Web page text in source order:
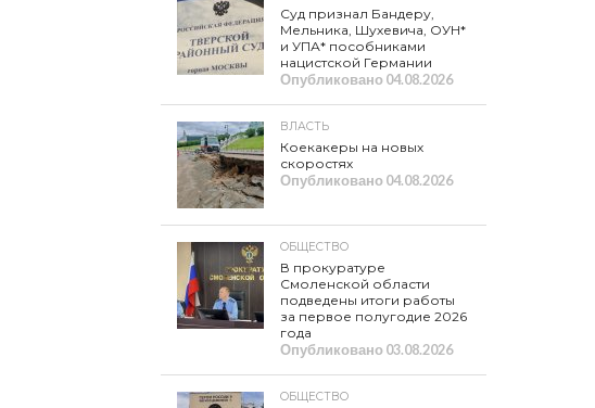
Суд признал Бандеру,
Мельника, Шухевича, ОУН*
и УПА* пособниками
нацистской Германии
Опубликовано04.08.2026
ВЛАСТЬ
Коекакеры на новых
скоростях
Опубликовано04.08.2026
ОБЩЕСТВО
В прокуратуре
Смоленской области
подведены итоги работы
за первое полугодие 2026
года
Опубликовано03.08.2026
ОБЩЕСТВО